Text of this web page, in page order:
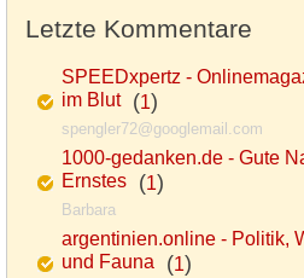
Letzte Kommentare
SPEEDxpertz -
im Blut(1)
spengler72@googlemail.com
1000-gedanken.de - Gute
Ernstes (1)
Barbara
argentinien.online - Politik,
und Fauna (1)